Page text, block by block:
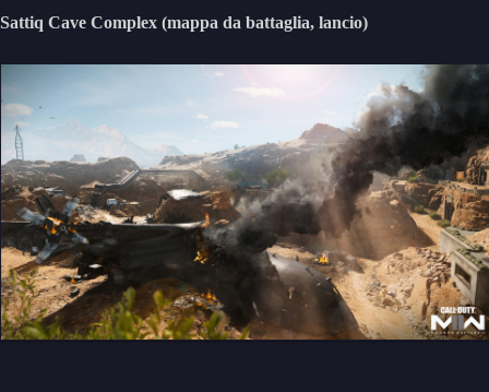
Sattiq Cave Complex (mappa da battaglia, lancio)